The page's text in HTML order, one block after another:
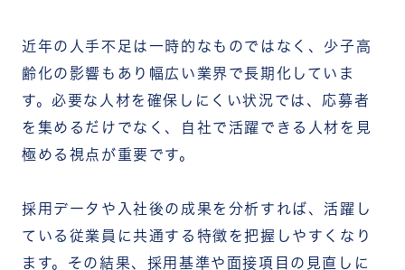
近年の人手不足は一時的なものではなく、少子高
齢化の影響もあり幅広い業界で長期化していま
す。必要な人材を確保しにくい状況では、応募者
を集めるだけでなく、自社で活躍できる人材を見
極める視点が重要です。
採用データや入社後の成果を分析すれば、活躍し
ている従業員に共通する特徴を把握しやすくなり
ます。その結果、採用基準や面接項目の見直しに